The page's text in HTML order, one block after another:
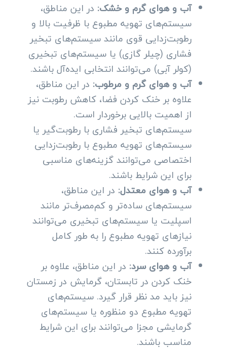
آب و هوای گرم و خشک: در این مناطق،
سیستم‌های تهویه مطبوع با ظرفیت بالا و
رطوبت‌زدایی قوی مانند سیستم‌های تبخیر
فشاری (چیلر گازی) یا سیستم‌های تبخیری
(کولر آبی) می‌توانند انتخابی ایده‌آل باشند.
آب و هوای گرم و مرطوب: در این مناطق،
علاوه بر خنک کردن فضا، کاهش رطوبت نیز
از اهمیت بالایی برخوردار است.
سیستم‌های تبخیر فشاری با رطوبت‌گیر یا
سیستم‌های تهویه مطبوع با رطوبت‌زدایی
اختصاصی می‌توانند گزینه‌های مناسبی
برای این شرایط باشند.
آب و هوای معتدل: در این مناطق،
سیستم‌های ساده‌تر و کم‌مصرف‌تر مانند
اسپلیت یا سیستم‌های تبخیری می‌توانند
نیازهای تهویه مطبوع را به طور کامل
برآورده کنند.
آب و هوای سرد: در این مناطق، علاوه بر
خنک کردن در تابستان، گرمایش در زمستان
نیز باید مد نظر قرار گیرد. سیستم‌های
تهویه مطبوع دو منظوره یا سیستم‌های
گرمایشی مجزا می‌توانند برای این شرایط
مناسب باشند.